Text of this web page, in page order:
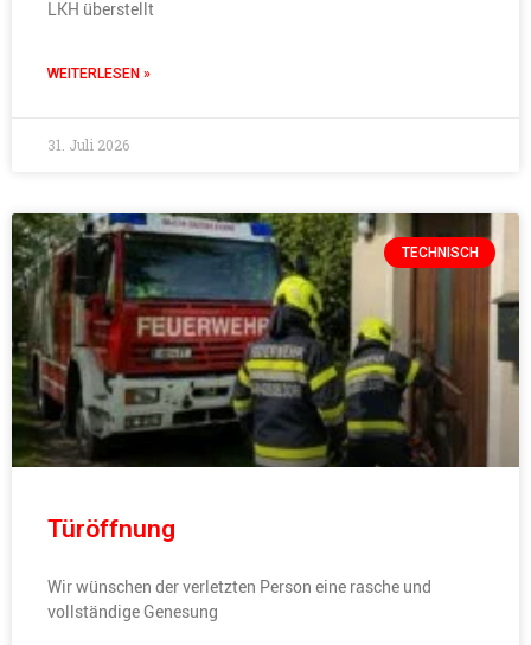
LKH überstellt
WEITERLESEN »
31. Juli 2026
TECHNISCH
Türöffnung
Wir wünschen der verletzten Person eine rasche und
vollständige Genesung